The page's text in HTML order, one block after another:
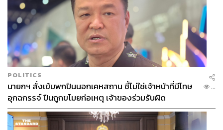
186
ABOUT THE AUTHOR
POLITICS
นายกฯ สั่งเข้มพกปืนนอกเคหสถาน ชี้ไม่ใช่เจ้าหน้าที่มีโทษ
อุกฉกรรจ์ ปืนถูกขโมยก่อเหตุ เจ้าของร่วมรับผิด
...